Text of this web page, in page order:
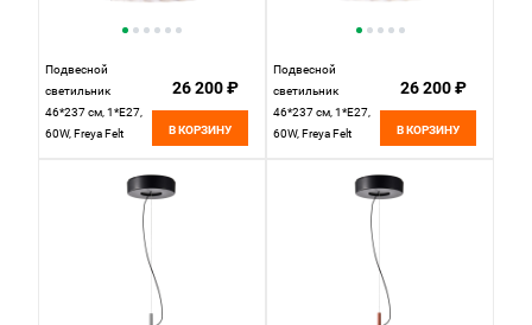
Подвесной
светильник
46*237 см, 1*E27,
60W, Freya Felt
26 200 ₽
В КОРЗИНУ
Подвесной
светильник
46*237 см, 1*E27,
60W, Freya Felt
FR5479PL-01GR
26 200 ₽
В КОРЗИНУ